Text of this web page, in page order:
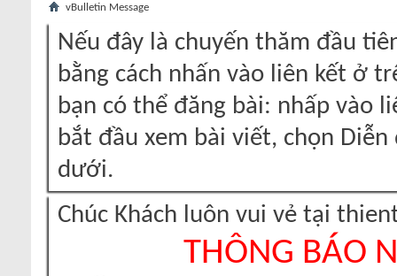
vBulletin Message
Nếu đây là chuyến thăm đầu
bằng cách nhấn vào liên kết ở
bạn có thể đăng bài: nhấp vào
bắt đầu xem bài viết, chọn
dưới.
Chúc Khách luôn vui vẻ tại
THÔNG BÁO